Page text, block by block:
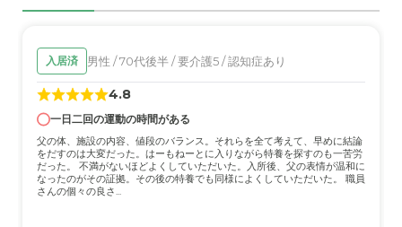
とても清潔な雰囲気であると思った。施設ないもとても明
るい雰囲気であると感じた。とても良い印象。
介護医療サービスについて
とても明るい雰囲気であると感じた。医療サービスもとて
も良い対応だったから良かったです。
入居済 男性 / 70代後半 / 要介護5 / 認知症あり
4.8
一日二回の運動の時間がある
父の体、施設の内容、値段のバランス。それらを全て考えて、早めに結論
をだすのは大変だった。はーもねーとに入りながら特養を探すのも一苦労
だった。 不満がないほどよくしていただいた。入所後、父の表情が温和に
なったのがその証拠。その後の特養でも同様によくしていただいた。 職員
さんの個々の良さ...